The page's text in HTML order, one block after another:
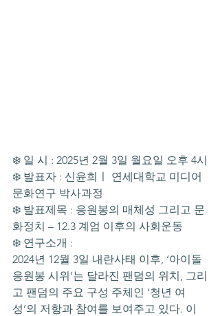
❄️ 일 시 : 2025년 2월 3일 월요일 오후 4시
❄️ 발표자 : 신윤희ㅣ 연세대학교 미디어
문화연구 박사과정
❄️ 발표제목 : 응원봉의 매체성 그리고 문
화정치 – 12.3 계엄 이후의 사회운동
❄️ 연구소개 :
2024년 12월 3일 내란사태 이후, ‘아이돌
응원봉 시위’는 달라진 팬덤의 위치, 그리
고 팬덤의 주요 구성 주체인 ‘청년 여
성’의 저항과 참여를 보여주고 있다. 이